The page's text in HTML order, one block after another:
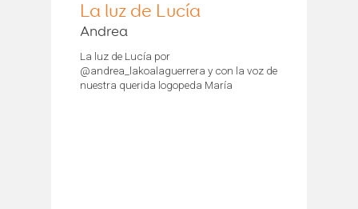
La luz de Lucía
Andrea
La luz de Lucía por
@andrea_lakoalaguerrera y con la voz de
nuestra querida logopeda María